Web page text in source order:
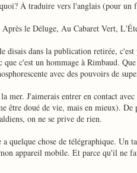
À traduire vers l'anglais (pour un
le Déluge, Au Cabaret Vert,
disais dans la publication retirée,
que c'est un hommage à Rimbaud.
avec des pouvoirs de
mer. J'aimerais entrer en contact
être doué de vie, mais en mieux).
on ne se prive de rien.
a quelque chose de télégraphique. Un
appareil mobile. Et parce qu'il ne